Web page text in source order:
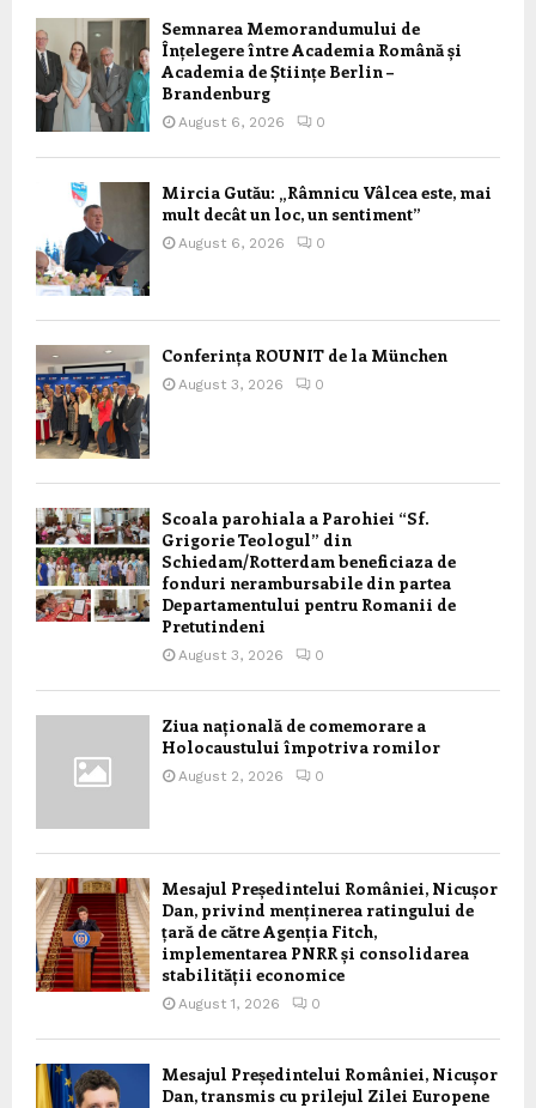
Semnarea Memorandumului de
Înțelegere între Academia Română și
Academia de Științe Berlin –
Brandenburg
August 6, 2026 0
Mircia Gutău: „Râmnicu Vâlcea este, mai
mult decât un loc, un sentiment”
August 6, 2026 0
Conferința ROUNIT de la München
August 3, 2026 0
Scoala parohiala a Parohiei “Sf.
Grigorie Teologul” din
Schiedam/Rotterdam beneficiaza de
fonduri nerambursabile din partea
Departamentului pentru Romanii de
Pretutindeni
August 3, 2026 0
Ziua națională de comemorare a
Holocaustului împotriva romilor
August 2, 2026 0
Mesajul Președintelui României, Nicușor
Dan, privind menținerea ratingului de
țară de către Agenția Fitch,
implementarea PNRR și consolidarea
stabilității economice
August 1, 2026 0
Mesajul Președintelui României, Nicușor
Dan, transmis cu prilejul Zilei Europene